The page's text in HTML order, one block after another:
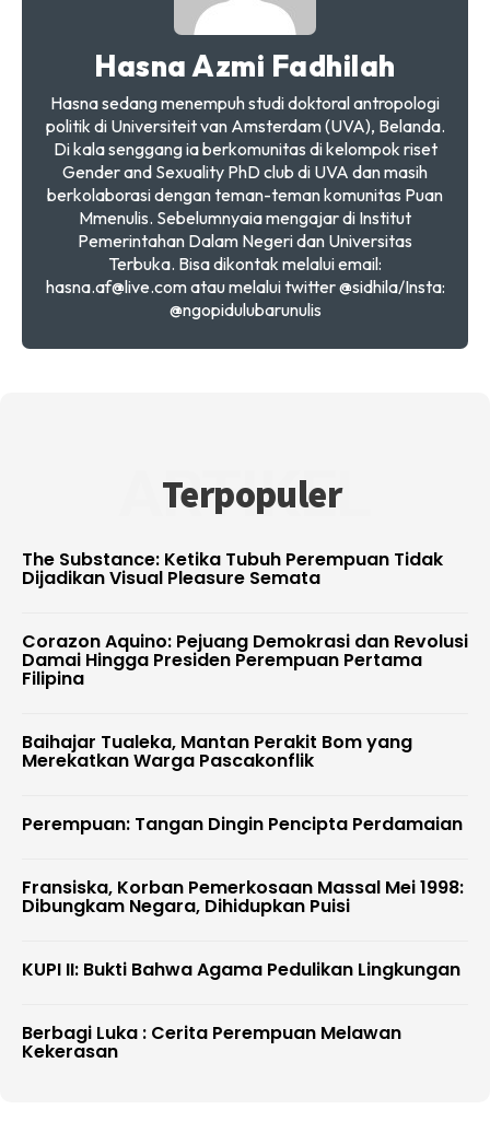
Hasna Azmi Fadhilah
Hasna sedang menempuh studi doktoral antropologi
politik di Universiteit van Amsterdam (UVA), Belanda.
Di kala senggang ia berkomunitas di kelompok riset
Gender and Sexuality PhD club di UVA dan masih
berkolaborasi dengan teman-teman komunitas Puan
Mmenulis. Sebelumnyaia mengajar di Institut
Pemerintahan Dalam Negeri dan Universitas
Terbuka. Bisa dikontak melalui email:
hasna.af@live.com atau melalui twitter @sidhila/Insta:
@ngopidulubarunulis
Terpopuler
ARTIKEL
The Substance: Ketika Tubuh Perempuan Tidak
Dijadikan Visual Pleasure Semata
Corazon Aquino: Pejuang Demokrasi dan Revolusi
Damai Hingga Presiden Perempuan Pertama
Filipina
Baihajar Tualeka, Mantan Perakit Bom yang
Merekatkan Warga Pascakonflik
Perempuan: Tangan Dingin Pencipta Perdamaian
Fransiska, Korban Pemerkosaan Massal Mei 1998:
Dibungkam Negara, Dihidupkan Puisi
KUPI II: Bukti Bahwa Agama Pedulikan Lingkungan
Berbagi Luka : Cerita Perempuan Melawan
Kekerasan